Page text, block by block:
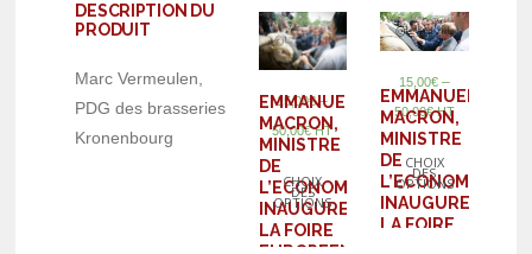
DESCRIPTION DU
PRODUIT
Marc Vermeulen,
PDG des brasseries
Kronenbourg
EMMANUEL
MACRON,
MINISTRE
DE
L’ECONOMIE,
INAUGURE
LA FOIRE
15,00€–
50,00€ HT
CHOIX
DES
OPTIONS
EMMANUEL
MACRON,
MINISTRE
DE
L’ECONOMIE,
INAUGURE
LA FOIRE
15,00€–
50,00€ HT
CHOIX
DES
OPTIONS